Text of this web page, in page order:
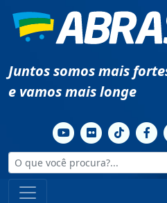
Juntos somos mais
e vamos mais longe